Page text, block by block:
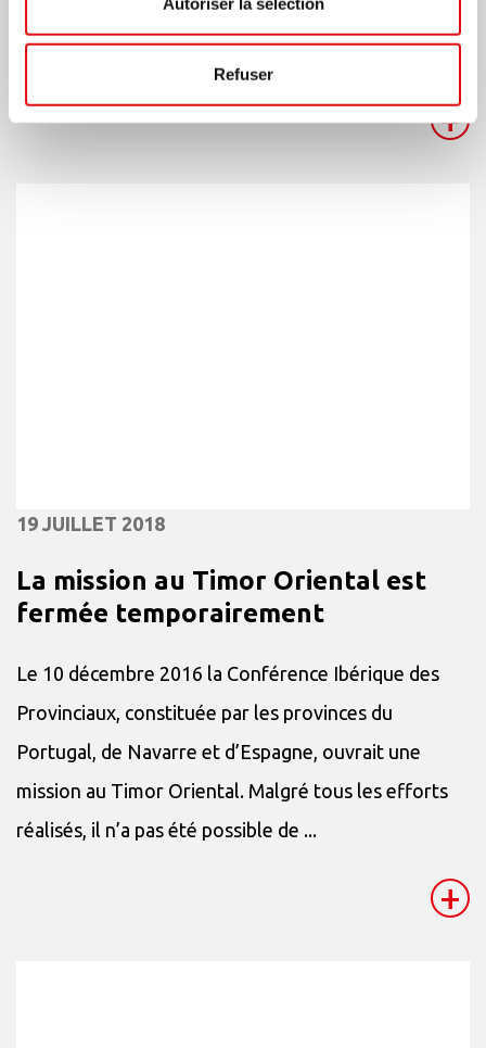
Refuser
Marco Cabula (Ligurie), Leonardo Cuccurullo
(Naples), Gianni Bracchi (Venise) et Attilio V...
+
19 JUILLET 2018
La mission au Timor Oriental est
fermée temporairement
Le 10 décembre 2016 la Conférence Ibérique des
Provinciaux, constituée par les provinces du
Portugal, de Navarre et d’Espagne, ouvrait une
mission au Timor Oriental. Malgré tous les efforts
réalisés, il n’a pas été possible de ...
+